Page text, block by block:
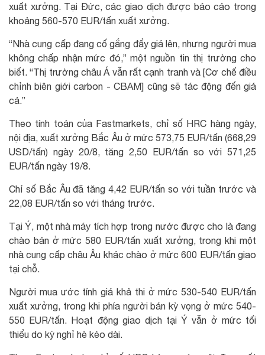
xuất xưởng. Tại Đức, các giao dịch được báo cáo trong
khoảng 560-570 EUR/tấn xuất xưởng.
“Nhà cung cấp đang cố gắng đẩy giá lên, nhưng người mua
không chấp nhận mức đó,” một nguồn tin thị trường cho
biết. “Thị trường châu Á vẫn rất cạnh tranh và [Cơ chế điều
chỉnh biên giới carbon - CBAM] cũng sẽ tác động đến giá
cả.”
Theo tính toán của Fastmarkets, chỉ số HRC hàng ngày,
nội địa, xuất xưởng Bắc Âu ở mức 573,75 EUR/tấn (668,29
USD/tấn) ngày 20/8, tăng 2,50 EUR/tấn so với 571,25
EUR/tấn ngày 19/8.
Chỉ số Bắc Âu đã tăng 4,42 EUR/tấn so với tuần trước và
22,08 EUR/tấn so với tháng trước.
Tại Ý, một nhà máy tích hợp trong nước được cho là đang
chào bán ở mức 580 EUR/tấn xuất xưởng, trong khi một
nhà cung cấp châu Âu khác chào ở mức 600 EUR/tấn giao
tại chỗ.
Người mua ước tính giá khả thi ở mức 530-540 EUR/tấn
xuất xưởng, trong khi phía người bán kỳ vọng ở mức 540-
550 EUR/tấn. Hoạt động giao dịch tại Ý vẫn ở mức tối
thiểu do kỳ nghỉ hè kéo dài.